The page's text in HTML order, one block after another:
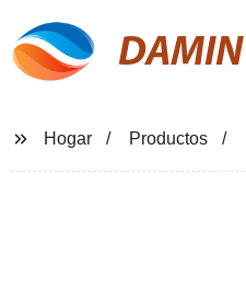
DAMIN
Hogar Productos